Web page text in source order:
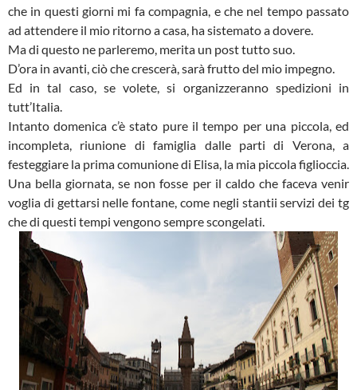
che in questi giorni mi fa compagnia, e che nel tempo passato
ad attendere il mio ritorno a casa, ha sistemato a dovere.
Ma di questo ne parleremo, merita un post tutto suo.
D’ora in avanti, ciò che crescerà, sarà frutto del mio impegno.
Ed in tal caso, se volete, si organizzeranno spedizioni in
tutt’Italia.
Intanto domenica c’è stato pure il tempo per una piccola, ed
incompleta, riunione di famiglia dalle parti di Verona, a
festeggiare la prima comunione di Elisa, la mia piccola figlioccia.
Una bella giornata, se non fosse per il caldo che faceva venir
voglia di gettarsi nelle fontane, come negli stantii servizi dei tg
che di questi tempi vengono sempre scongelati.